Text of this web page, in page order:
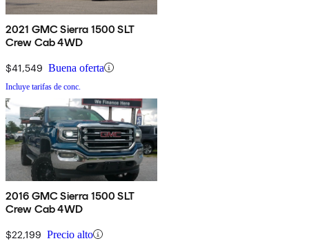
2021 GMC Sierra 1500 SLT
Crew Cab 4WD
$41,549 Buena oferta
Incluye tarifas de conc.
2016 GMC Sierra 1500 SLT
Crew Cab 4WD
$22,199 Precio alto